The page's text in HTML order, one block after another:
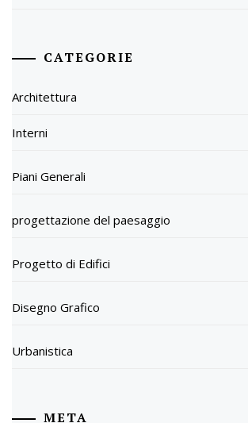
CATEGORIE
Architettura
Interni
Piani Generali
progettazione del paesaggio
Progetto di Edifici
Disegno Grafico
Urbanistica
META